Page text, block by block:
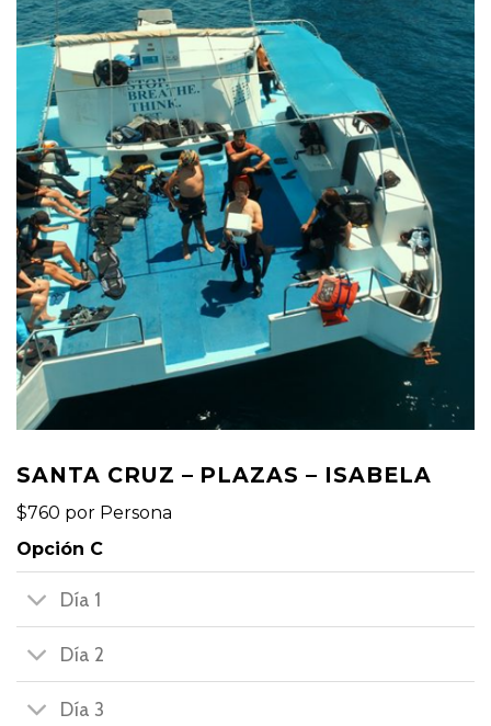
SANTA CRUZ – PLAZAS – ISABELA
$760 por Persona
Opción C
Día 1
Día 2
Día 3